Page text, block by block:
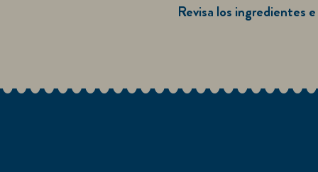
Revisa los ingredientes